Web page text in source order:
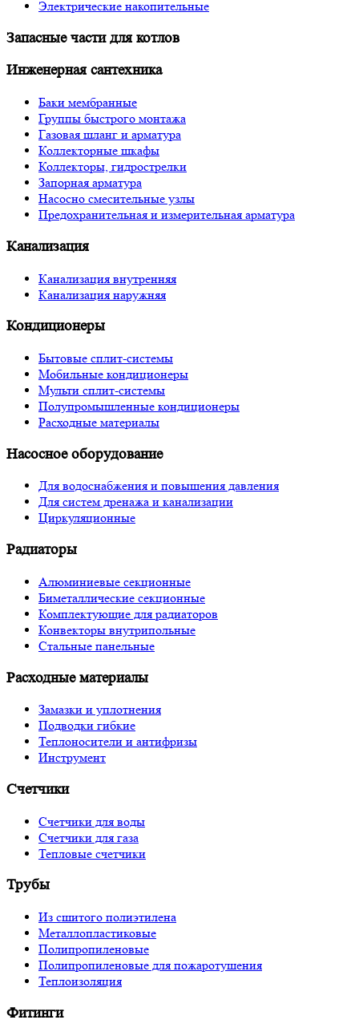
Электрические накопительные
Запасные части для котлов
Инженерная сантехника
Баки мембранные
Группы быстрого монтажа
Газовая шланг и арматура
Коллекторные шкафы
Коллекторы, гидрострелки
Запорная арматура
Насосно смесительные узлы
Предохранительная и измерительная арматура
Канализация
Канализация внутренняя
Канализация наружняя
Кондиционеры
Бытовые сплит-системы
Мобильные кондиционеры
Мульти сплит-системы
Полупромышленные кондиционеры
Расходные материалы
Насосное оборудование
Для водоснабжения и повышения давления
Для систем дренажа и канализации
Циркуляционные
Радиаторы
Алюминиевые секционные
Биметаллические секционные
Комплектующие для радиаторов
Конвекторы внутрипольные
Стальные панельные
Расходные материалы
Замазки и уплотнения
Подводки гибкие
Теплоносители и антифризы
Инструмент
Счетчики
Счетчики для воды
Счетчики для газа
Тепловые счетчики
Трубы
Из сшитого полиэтилена
Металлопластиковые
Полипропиленовые
Полипропиленовые для пожаротушения
Теплоизоляция
Фитинги